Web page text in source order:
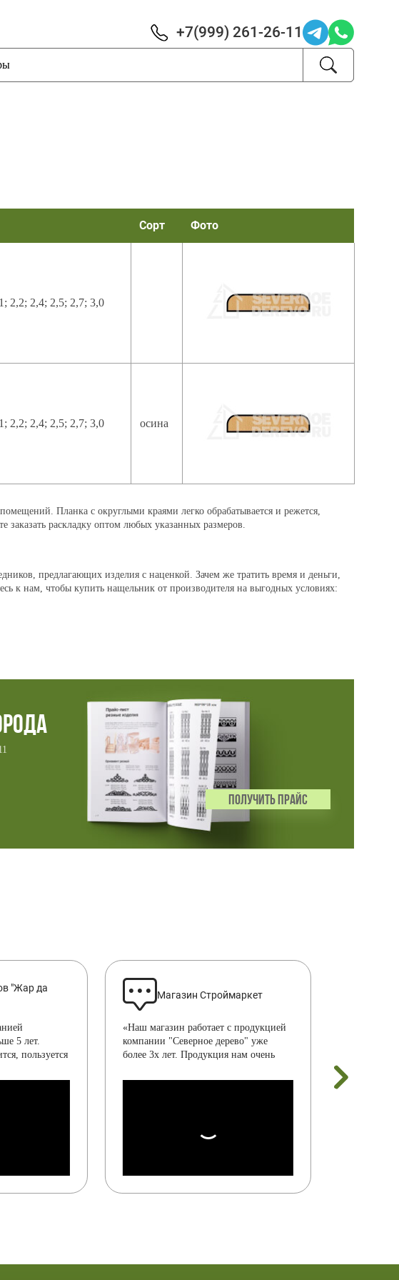
+7(999) 261-26-11
Сорт Фото
2,2; 2,4; 2,5; 2,7; 3,0
2,2; 2,4; 2,5; 2,7; 3,0 осина
Планка с округлыми краями легко обрабатывается и режется,
заказать раскладку оптом любых указанных размеров.
предлагающих изделия с наценкой. Зачем же тратить время и деньги,
к нам, чтобы купить нащельник от производителя на выгодных условиях:
ПОЛУЧИТЬ ПРАЙС
"Жар да
5 лет.
пользуется
Магазин Строймаркет
«Наш магазин работает с продукцией
компании "Северное дерево" уже
более 3х лет. Продукция нам очень